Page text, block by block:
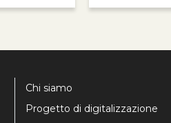
Chi siamo
Progetto di digitalizzazione